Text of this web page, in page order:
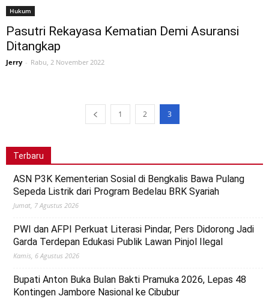
Hukum
Pasutri Rekayasa Kematian Demi Asuransi
Ditangkap
Jerry - Rabu, 2 November 2022
1 2 3
Terbaru
ASN P3K Kementerian Sosial di Bengkalis Bawa Pulang
Sepeda Listrik dari Program Bedelau BRK Syariah
Jumat, 7 Agustus 2026
PWI dan AFPI Perkuat Literasi Pindar, Pers Didorong Jadi
Garda Terdepan Edukasi Publik Lawan Pinjol Ilegal
Kamis, 6 Agustus 2026
Bupati Anton Buka Bulan Bakti Pramuka 2026, Lepas 48
Kontingen Jambore Nasional ke Cibubur